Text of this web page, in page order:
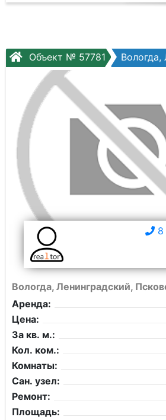
Объект № 57781 Вологда,
Вологда, Ленинградский,
Аренда:
Цена:
За кв. м.:
Кол. ком.:
Комнаты:
Сан. узел:
Ремонт:
Площадь: